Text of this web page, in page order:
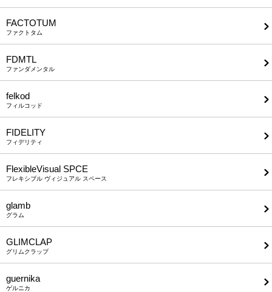
FACTOTUM
ファクトタム
FDMTL
ファンダメンタル
felkod
フィルコッド
FIDELITY
フィデリティ
FlexibleVisual SPCE
フレキシブル ヴィジュアル スペース
glamb
グラム
GLIMCLAP
グリムクラップ
guernika
ゲルニカ